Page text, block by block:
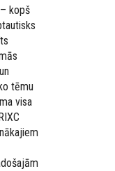
kopš
tēmu
visa